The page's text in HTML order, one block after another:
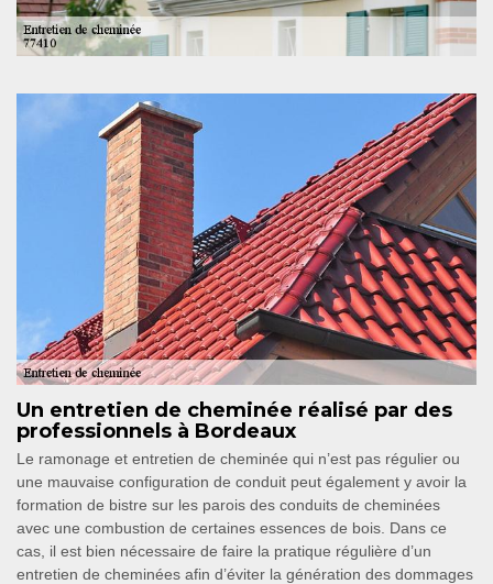
Un entretien de cheminée réalisé par des
professionnels à Bordeaux
Le ramonage et entretien de cheminée qui n’est pas régulier ou
une mauvaise configuration de conduit peut également y avoir la
formation de bistre sur les parois des conduits de cheminées
avec une combustion de certaines essences de bois. Dans ce
cas, il est bien nécessaire de faire la pratique régulière d’un
entretien de cheminées afin d’éviter la génération des dommages